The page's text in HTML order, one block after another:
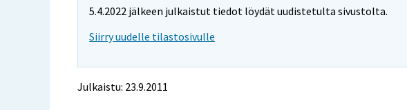
5.4.2022 jälkeen julkaistut tiedot löydät uudistetulta sivustolta.
Siirry uudelle tilastosivulle
Julkaistu: 23.9.2011